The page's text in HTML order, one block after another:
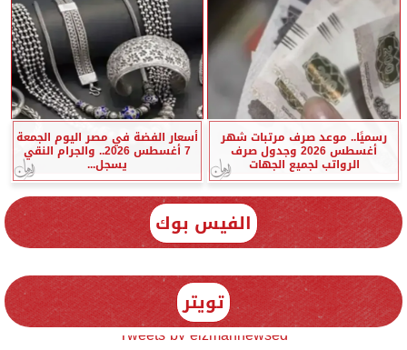
رسميًا.. موعد صرف مرتبات شهر
أغسطس 2026 وجدول صرف
الرواتب لجميع الجهات
أسعار الفضة في مصر اليوم الجمعة
7 أغسطس 2026.. والجرام النقي
يسجل...
الفيس بوك
تويتر
Tweets by elzmannewseg